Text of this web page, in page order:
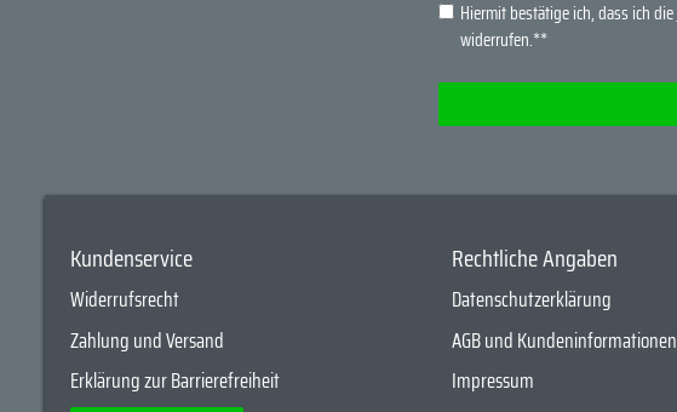
Hiermit bestätige ich, dass ich die
widerrufen.**
Kundenservice
Widerrufsrecht
Zahlung und Versand
Erklärung zur Barrierefreiheit
Rechtliche Angaben
Datenschutzerklärung
AGB und Kundeninformationen
Impressum